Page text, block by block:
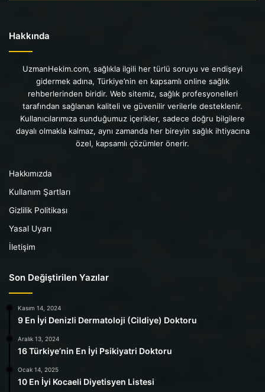
Hakkında
UzmanHekim.com, sağlıkla ilgili her türlü soruyu ve endişeyi
gidermek adına, Türkiye’nin en kapsamlı online sağlık
rehberlerinden biridir. Web sitemiz, sağlık profesyonelleri
tarafından sağlanan kaliteli ve güvenilir verilerle desteklenir.
Kullanıcılarımıza sunduğumuz içerikler, sadece doğru bilgilere
dayalı olmakla kalmaz, aynı zamanda her bireyin sağlık ihtiyacına
özel, kapsamlı çözümler önerir.
Hakkımızda
Kullanım Şartları
Gizlilik Politikası
Yasal Uyarı
İletişim
Son Değiştirilen Yazılar
Kasım 14, 2024
9 En İyi Denizli Dermatoloji (Cildiye) Doktoru
Aralık 13, 2024
16 Türkiye’nin En İyi Psikiyatri Doktoru
Ocak 14, 2025
10 En İyi Kocaeli Diyetisyen Listesi